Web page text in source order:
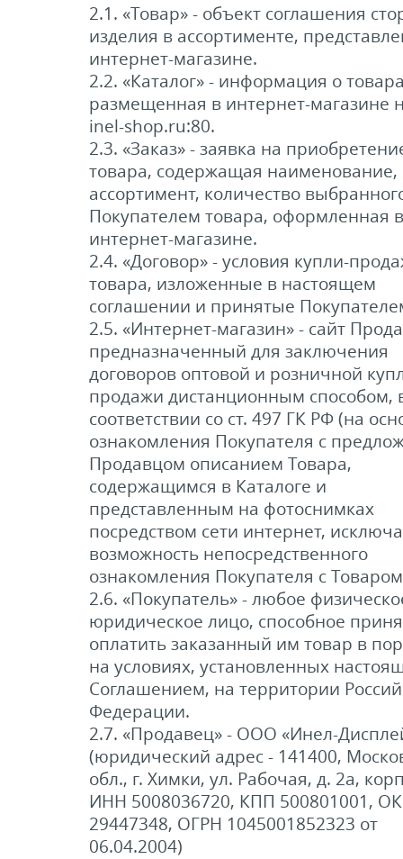
2.1. «Товар» - объект соглашения
изделия в ассортименте,
интернет-магазине.
2.2. «Каталог» - информация о
размещенная в интернет-магазине
inel-shop.ru:80.
2.3. «Заказ» - заявка на
товара, содержащая наименование,
ассортимент, количество
Покупателем товара, оформленная в
интернет-магазине.
2.4. «Договор» - условия купли-
товара, изложенные в настоящем
соглашении и принятые
2.5. «Интернет-магазин» - сайт
предназначенный для заключения
договоров оптовой и розничной
продажи дистанционным способом,
соответствии со ст. 497 ГК РФ (на
ознакомления Покупателя с
Продавцом описанием Товара,
содержащимся в Каталоге и
представленным на фотоснимках
посредством сети интернет,
возможность непосредственного
ознакомления Покупателя с
2.6. «Покупатель» - любое
юридическое лицо, способное
оплатить заказанный им товар в
на условиях, установленных
Соглашением, на территории
Федерации.
2.7. «Продавец» - ООО «Инел-
(юридический адрес - 141400,
обл., г. Химки, ул. Рабочая, д. 2а,
ИНН 5008036720, КПП 500801001,
29447348, ОГРН 1045001852323 от
06.04.2004)